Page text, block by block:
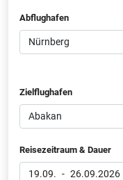
Abflughafen
Zielflughafen
Reisezeitraum & Dauer
19.09. - 26.09.2026